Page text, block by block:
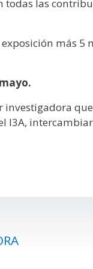
todas las
más 5
I3A,